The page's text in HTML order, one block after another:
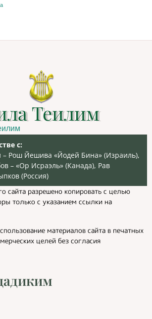
Теилим
с:
– Рош Йешива «Йодей Бина» (Израиль),
– «Ор Исраэль» (Канада), Рав
(Россия)
сайта разрешено копировать с целью
только с указанием ссылки на
материалов сайта в печатных
целей без согласия